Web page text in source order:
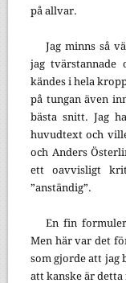
på allvar.
Jag minns så
jag tvärstannade
kändes i hela
på tungan även
bästa snitt. Jag
huvudtext och
och Anders
ett oavvisligt
”anständig”.
En fin
Men här var det
som gjorde att jag
att kanske är